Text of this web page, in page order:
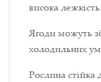
висока лежкість.
Ягоди можуть
холодильних
Рослина стійка